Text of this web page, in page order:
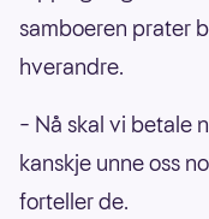
samboeren prater
hverandre.
– Nå skal vi betale
kanskje unne oss
forteller de.